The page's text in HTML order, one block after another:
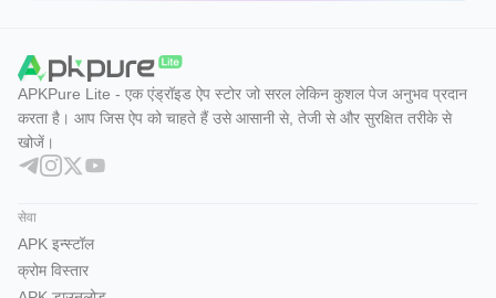
APKPure Lite - एक एंड्रॉइड ऐप स्टोर जो सरल लेकिन कुशल पेज अनुभव प्रदान
करता है। आप जिस ऐप को चाहते हैं उसे आसानी से, तेजी से और सुरक्षित तरीके से
खोजें।
सेवा
APK इन्स्टॉल
क्रोम विस्तार